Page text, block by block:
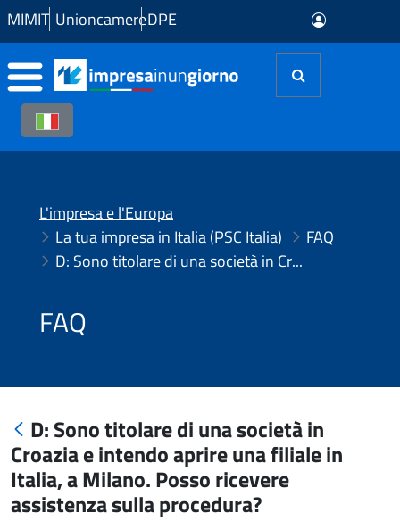
Skip to Main Content
MIMIT UnioncamereDPE
L'impresa e l'Europa
La tua impresa in Italia (PSC Italia)
FAQ
D: Sono titolare di una società in Croazia e intendo aprire una filiale in Italia, a Milano. Posso ricevere assistenza sulla procedura?
FAQ
D: Sono titolare di una società in
Croazia e intendo aprire una filiale in
Italia, a Milano. Posso ricevere
assistenza sulla procedura?